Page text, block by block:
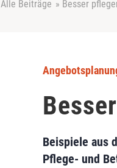
Alle Beiträge » Besser
Beispiele aus
Pflege- und